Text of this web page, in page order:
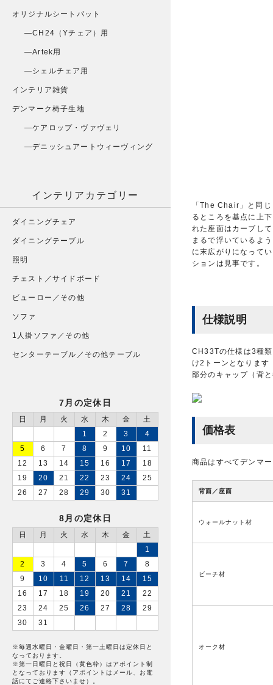
「The Chair」と同
るところを基点に上
れた座面はカーブし
まるで浮いているよ
に末広がりになって
ションは見事です。
仕様説明
CH33Tの仕様は3種
け2トーンとなります
部分のキャップ（背
価格表
商品はすべてデンマ
背面／座面
ウォールナット材
ビーチ材
オーク材
オリジナルシートパット
CH24（Yチェア）用
Artek用
シェルチェア用
インテリア雑貨
デンマーク椅子生地
ケアロップ・ヴァヴェリ
デニッシュアートウィーヴィング
インテリアカテゴリー
ダイニングチェア
ダイニングテーブル
照明
チェスト／サイドボード
ビューロー／その他
ソファ
1人掛ソファ／その他
センターテーブル／その他テーブル
7月の定休日
日 月 火 水 木 金
土
1
2 3
4
5
6 7 8 9 10
11
12
13 14 15 16 17
18
19
20 21 22 23 24
25
26
27 28 29 30 31
8月の定休日
日 月 火 水 木 金
土
1
2
3 4 5 6 7
8
9
10 11 12 13 14
15
16
17 18 19 20 21
22
23
24 25 26 27 28
29
30
31
※毎週水曜日・金曜日・第一土曜日は定休日と
なっております。
※第一日曜日と祝日（黄色枠）はアポイント制
となっております（アポイントはメール、お電
話にてご連絡下さいませ）。